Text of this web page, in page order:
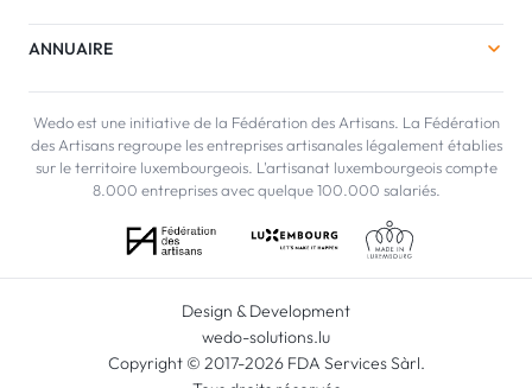
ANNUAIRE
Wedo est une initiative de la Fédération des Artisans. La Fédération
des Artisans regroupe les entreprises artisanales légalement établies
sur le territoire luxembourgeois. L'artisanat luxembourgeois compte
8.000 entreprises avec quelque 100.000 salariés.
Design & Development
wedo-solutions.lu
Copyright © 2017-2026 FDA Services Sàrl.